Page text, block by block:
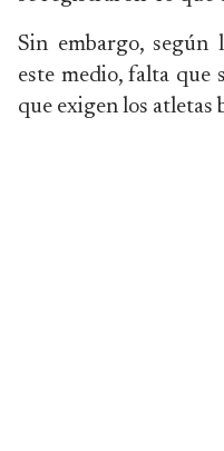
Sin embargo, según
este medio, falta que
que exigen los atletas